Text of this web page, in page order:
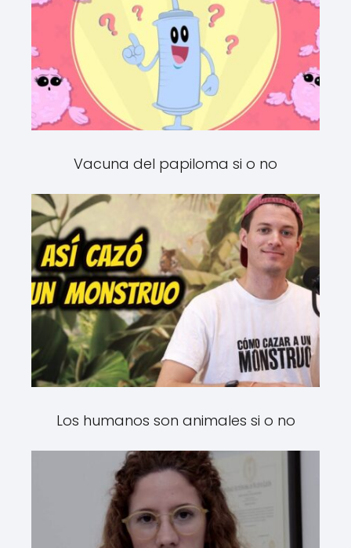
Vacuna del papiloma si o no
Los humanos son animales si o no